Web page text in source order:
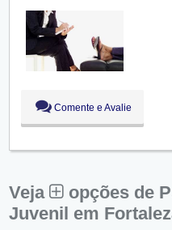
Seg:
Ter:
Qua:
09:00 - 18:00
Qui:
09:00 - 18:00
09:00 - 18:00
Comente e Avalie
Veja
opções de
Juvenil em